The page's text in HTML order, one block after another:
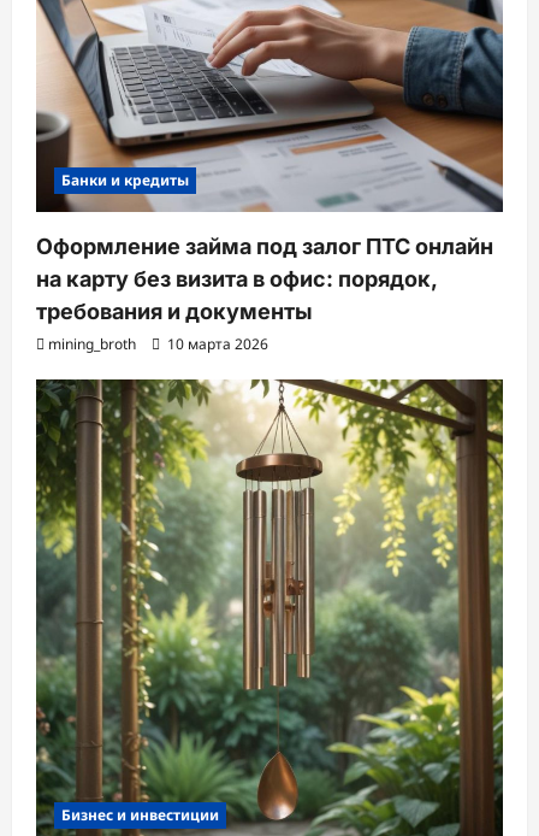
Банки и кредиты
Оформление займа под залог ПТС онлайн
на карту без визита в офис: порядок,
требования и документы
mining_broth 10 марта 2026
Бизнес и инвестиции